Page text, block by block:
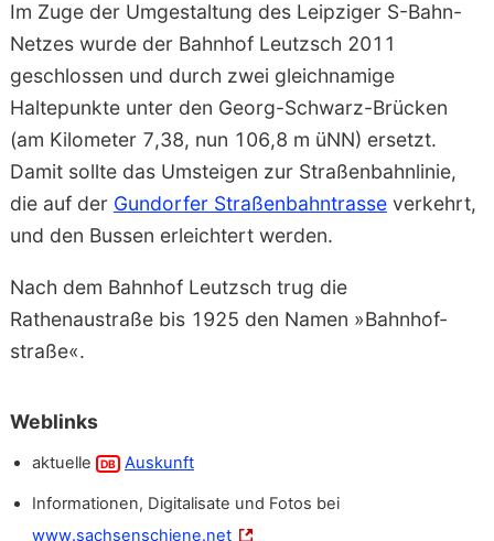
Im Zuge der Umgestaltung des Leipziger S-Bahn-
Netzes wurde der Bahnhof Leutzsch 2011
geschlossen und durch zwei gleichnamige
Haltepunkte unter den Georg-Schwarz-Brücken
(am Kilometer 7,38, nun 106,8 m üNN) ersetzt.
Damit sollte das Umsteigen zur Straßenbahnlinie,
die auf der Gundorfer Straßenbahntrasseverkehrt,
und den Bussen erleichtert werden.
Nach dem Bahnhof Leutzsch trug die
Rathenaustraße bis 1925 den Namen »Bahnhof­
straße«.
Weblinks
aktuelle DB Auskunft
Informationen, Digitalisate und Fotos bei
www.sachsenschiene.net